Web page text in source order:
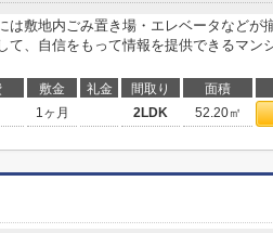
は敷地内ごみ置き場・エレベータなどが
て、自信をもって情報を提供できるマン
敷金 礼金 間取り 面積
1ヶ月 2LDK 52.20㎡